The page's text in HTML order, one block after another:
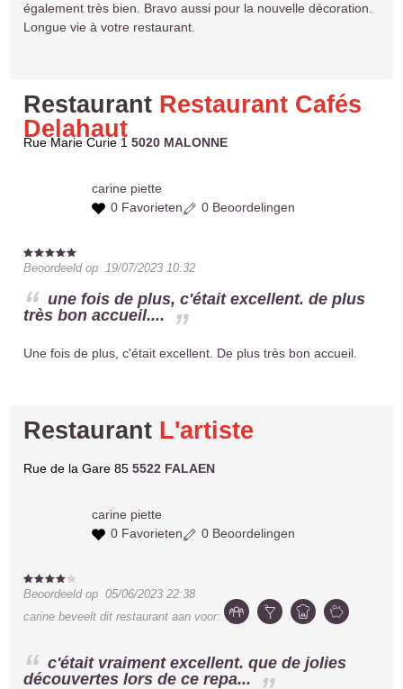
également très bien. Bravo aussi pour la nouvelle décoration.
Longue vie à votre restaurant.
Restaurant Restaurant Cafés
Delahaut
Rue Marie Curie 15020 MALONNE
carine piette
0 Favorieten
0 Beoordelingen
Beoordeeld op19/07/2023 10:32
une fois de plus, c'était excellent. de plus
très bon accueil....
Une fois de plus, c'était excellent. De plus très bon accueil.
Restaurant L'artiste
Rue de la Gare 855522 FALAEN
carine piette
0 Favorieten
0 Beoordelingen
Beoordeeld op05/06/2023 22:38
carine beveelt dit restaurant aan voor:
c'était vraiment excellent. que de jolies
découvertes lors de ce repa...